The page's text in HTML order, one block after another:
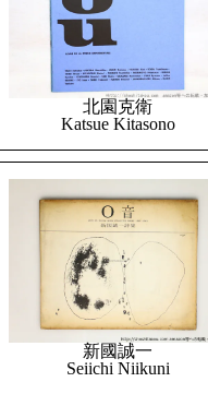
北園克衛
Katsue Kitasono
新國誠一
Seiichi Niikuni